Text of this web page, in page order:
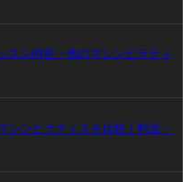
スン内容・他のマシンピラティ
シンピラティスを比較｜料金・